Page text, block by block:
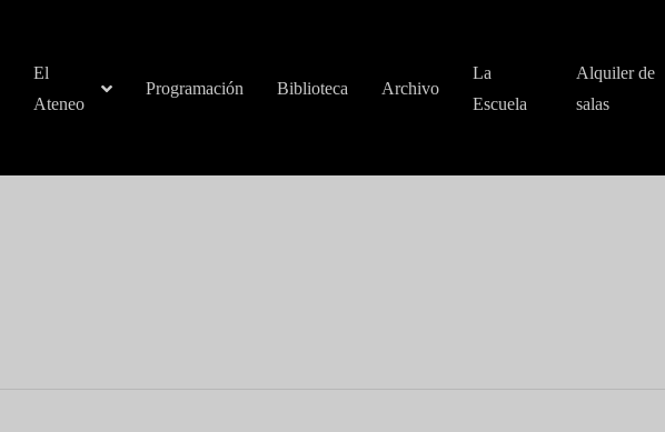
El
Ateneo
Programación Biblioteca Archivo
La
Escuela
Alquiler de
salas